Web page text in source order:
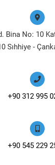
Bina No: 10
Sıhhiye -
+90 312 995
+90 545 229